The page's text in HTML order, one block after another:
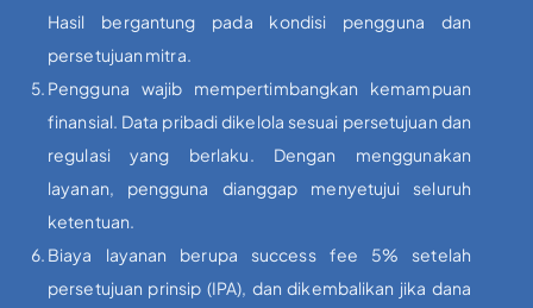
Hasil bergantung pada kondisi pengguna dan
persetujuan mitra.
Pengguna wajib mempertimbangkan kemampuan
finansial. Data pribadi dikelola sesuai persetujuan dan
regulasi yang berlaku. Dengan menggunakan
layanan, pengguna dianggap menyetujui seluruh
ketentuan.
Biaya layanan berupa success fee 5% setelah
persetujuan prinsip (IPA), dan dikembalikan jika dana